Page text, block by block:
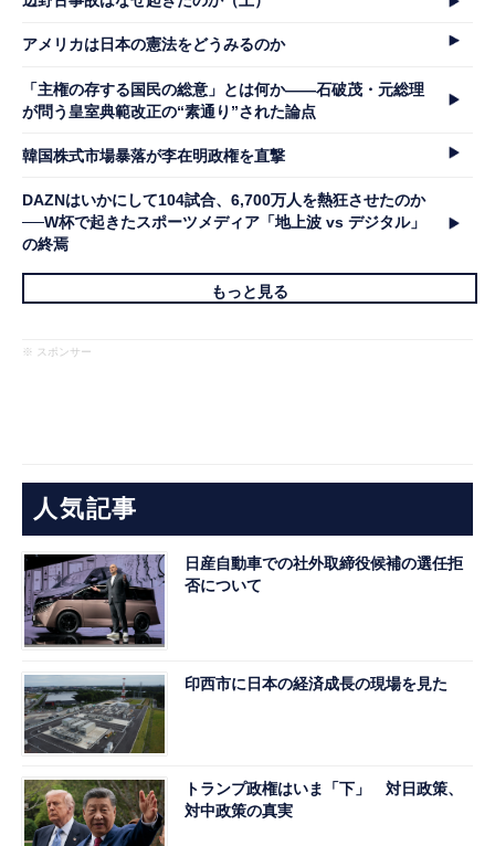
アメリカは日本の憲法をどうみるのか
「主権の存する国民の総意」とは何か――石破茂・元総理
が問う皇室典範改正の“素通り”された論点
韓国株式市場暴落が李在明政権を直撃
DAZNはいかにして104試合、6,700万人を熱狂させたのか
──W杯で起きたスポーツメディア「地上波 vs デジタル」
の終焉
もっと見る
※ スポンサー
人気記事
日産自動車での社外取締役候補の選任拒
否について
印西市に日本の経済成長の現場を見た
トランプ政権はいま「下」 対日政策、
対中政策の真実